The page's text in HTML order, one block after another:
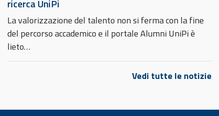
ricerca UniPi
La valorizzazione del talento non si ferma con la fine
del percorso accademico e il portale Alumni UniPi è
lieto…
Vedi tutte le notizie